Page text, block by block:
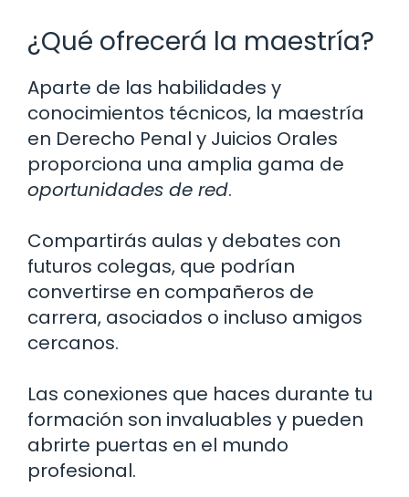
¿Qué ofrecerá la maestría?
Aparte de las habilidades y
conocimientos técnicos, la maestría
en Derecho Penal y Juicios Orales
proporciona una amplia gama de
oportunidades de red.
Compartirás aulas y debates con
futuros colegas, que podrían
convertirse en compañeros de
carrera, asociados o incluso amigos
cercanos.
Las conexiones que haces durante tu
formación son invaluables y pueden
abrirte puertas en el mundo
profesional.